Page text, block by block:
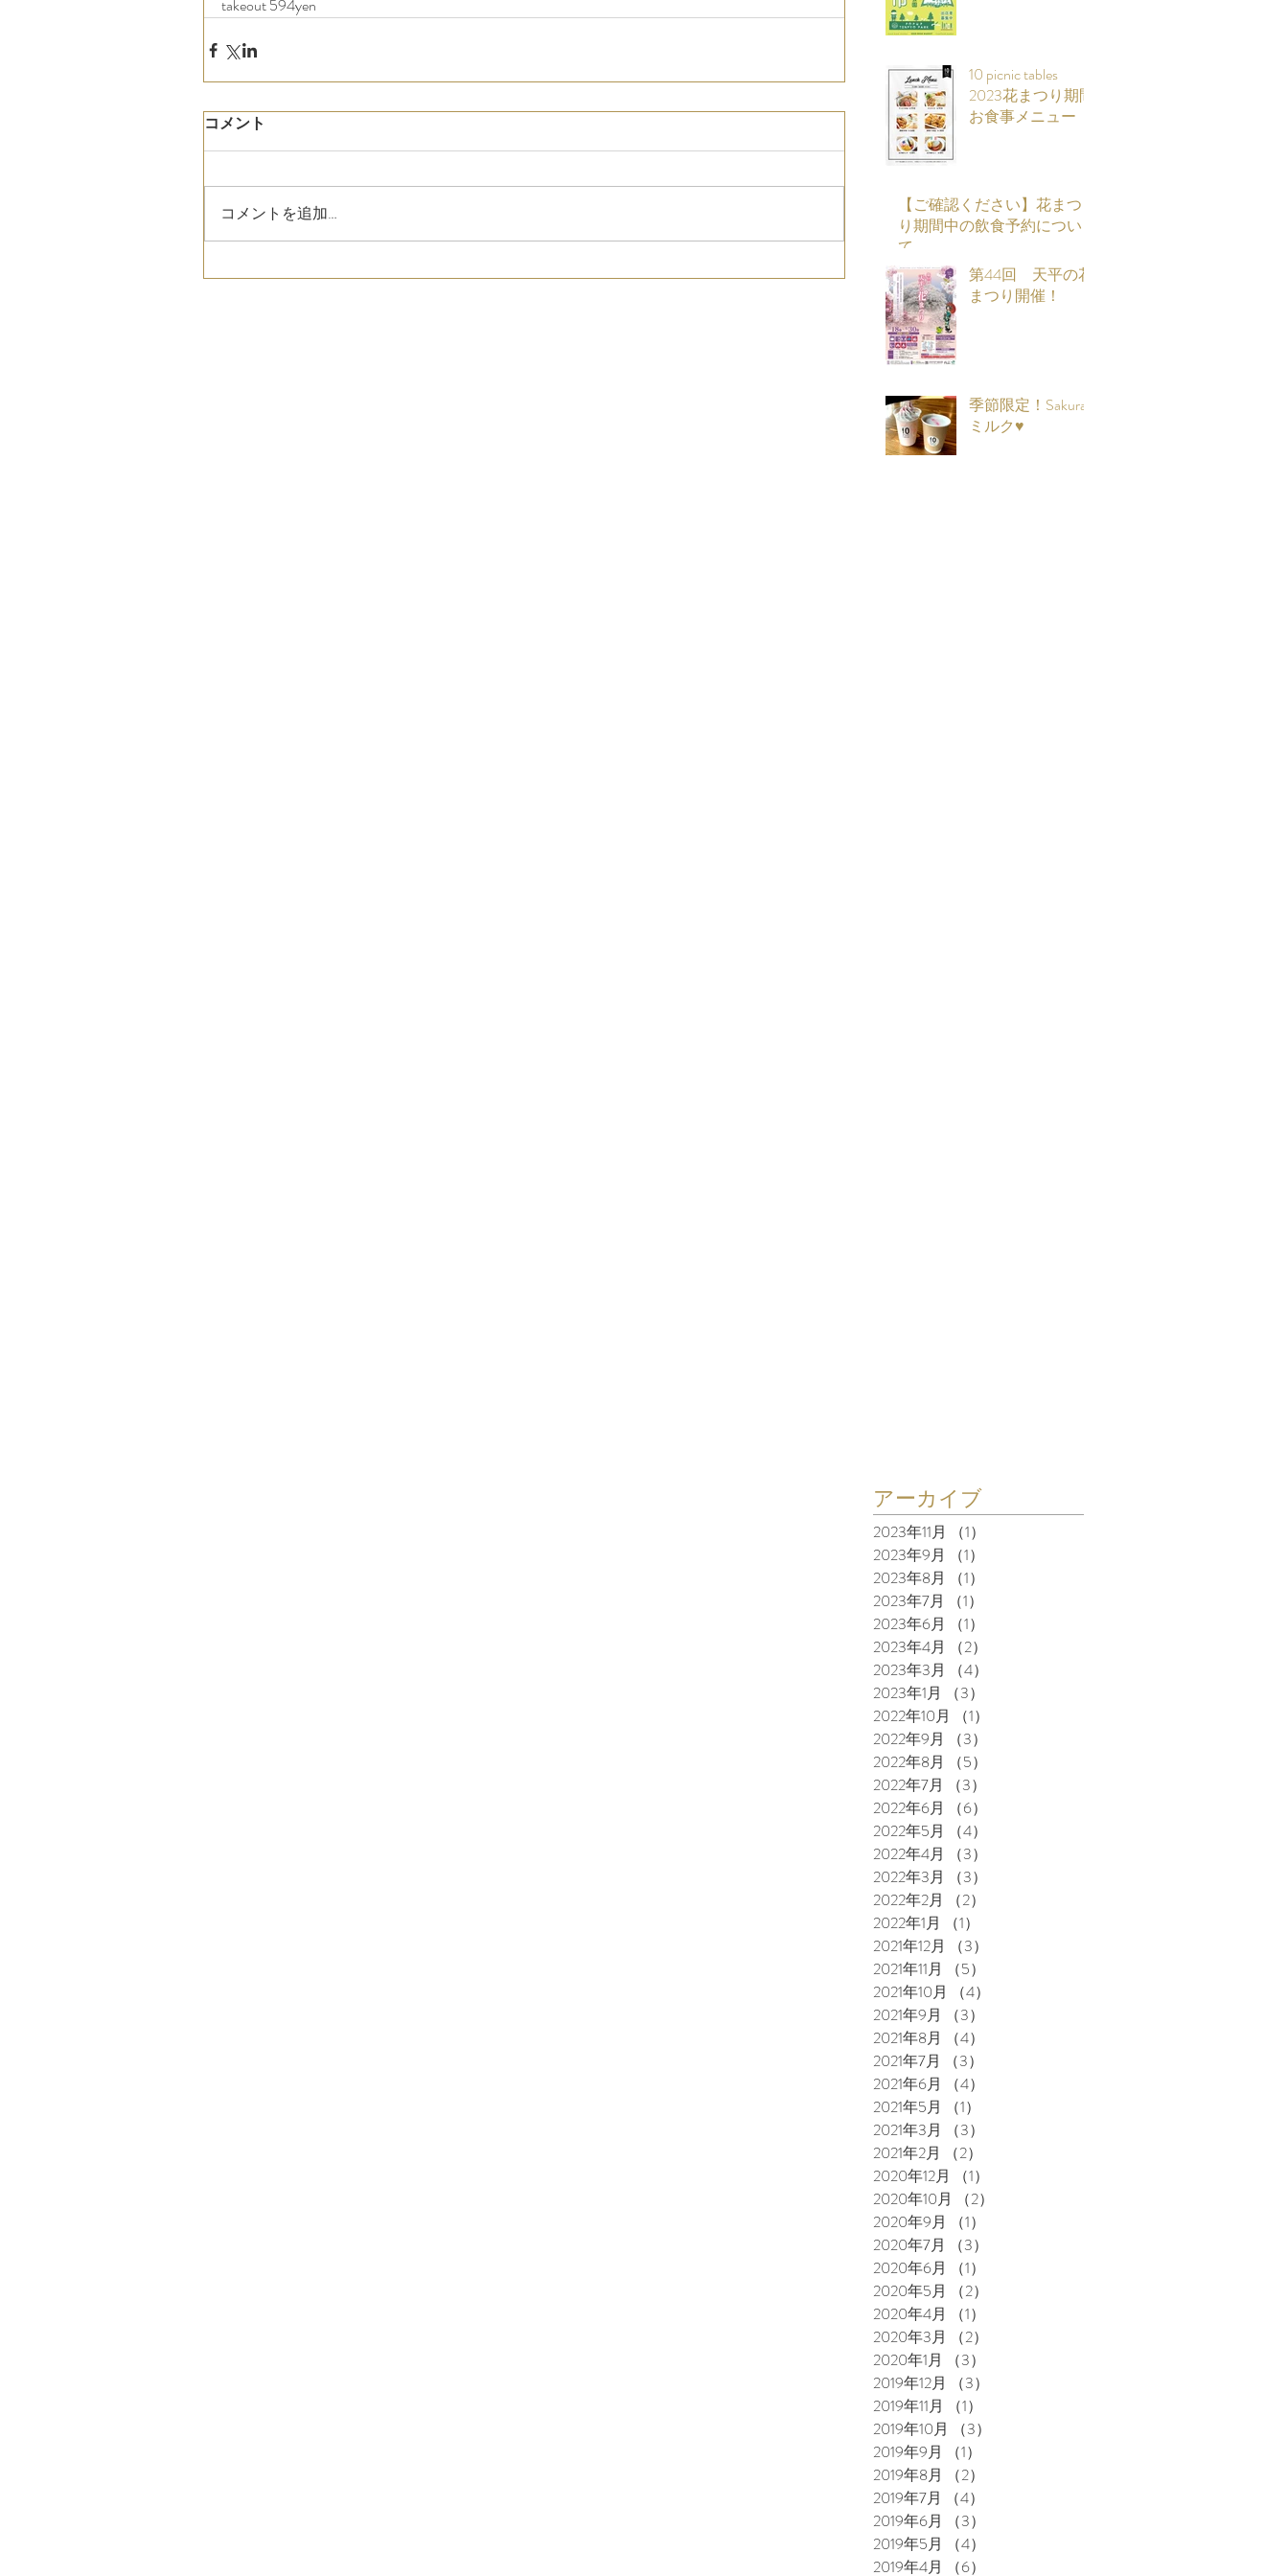
takeout 594yen
コメント
コメントを追加…
10 picnic tables
2023花まつり期間
お食事メニュー
【ご確認ください】花まつ
り期間中の飲食予約につい
て
第44回 天平の花
まつり開催！
季節限定！Sakura
ミルク♥
アーカイブ
2023年11月 （1）
2023年9月
（1）
2023年8月
（1）
2023年7月
（1）
2023年6月
（1）
2023年4月
（2）
2023年3月
（4）
2023年1月
（3）
2022年10月
（1）
2022年9月
（3）
2022年8月
（5）
2022年7月
（3）
2022年6月
（6）
2022年5月
（4）
2022年4月
（3）
2022年3月
（3）
2022年2月
（2）
2022年1月
（1）
2021年12月
（3）
2021年11月
（5）
2021年10月
（4）
2021年9月
（3）
2021年8月
（4）
2021年7月
（3）
2021年6月
（4）
2021年5月
（1）
2021年3月
（3）
2021年2月
（2）
2020年12月
（1）
2020年10月
（2）
2020年9月
（1）
2020年7月
（3）
2020年6月
（1）
2020年5月
（2）
2020年4月
（1）
2020年3月
（2）
2020年1月
（3）
2019年12月
（3）
2019年11月
（1）
2019年10月
（3）
2019年9月
（1）
2019年8月
（2）
2019年7月
（4）
2019年6月
（3）
2019年5月
（4）
2019年4月
（6）